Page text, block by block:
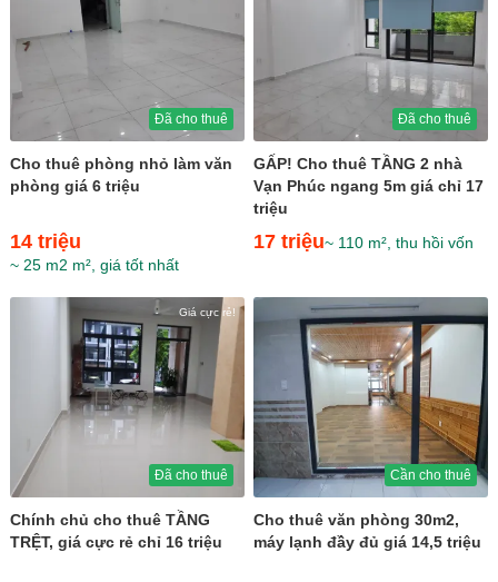
Đã cho thuê
Cho thuê phòng nhỏ làm văn
phòng giá 6 triệu
14 triệu
~ 25 m2 m², giá tốt nhất
Đã cho thuê
GẤP! Cho thuê TẦNG 2 nhà
Vạn Phúc ngang 5m giá chỉ 17
triệu
17 triệu~ 110 m², thu hồi vốn
Giá cực rẻ!
Đã cho thuê
Chính chủ cho thuê TẦNG
TRỆT, giá cực rẻ chỉ 16 triệu
Cần cho thuê
Cho thuê văn phòng 30m2,
máy lạnh đầy đủ giá 14,5 triệu